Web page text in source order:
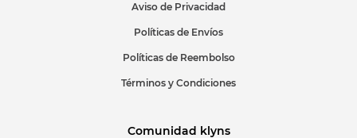
Aviso de Privacidad
Políticas de Envíos
Políticas de Reembolso
Términos y Condiciones
Comunidad klyns